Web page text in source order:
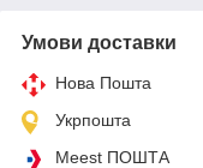
Умови доставки
Нова Пошта
Укрпошта
Meest ПОШТА